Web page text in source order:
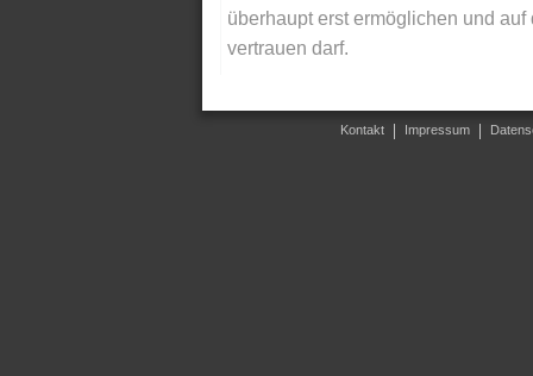
überhaupt erst ermöglichen und
vertrauen darf.
Kontakt Impressum